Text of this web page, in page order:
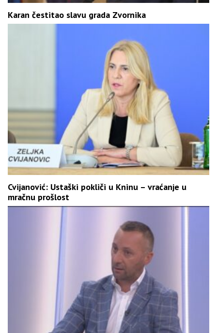
Karan čestitao slavu grada Zvornika
Cvijanović: Ustaški pokliči u Kninu – vraćanje u
mračnu prošlost